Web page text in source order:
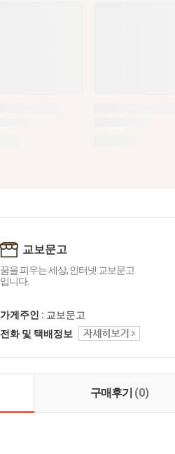
교보문고
꿈을 피우는 세상, 인터넷 교보문고
입니다.
가게주인 : 교보문고
전화 및 택배정보
구매후기 (0)